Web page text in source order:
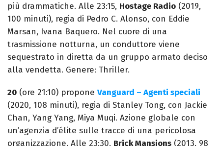
più drammatiche. Alle 23:15, Hostage Radio (2019,
100 minuti), regia di Pedro C. Alonso, con Eddie
Marsan, Ivana Baquero. Nel cuore di una
trasmissione notturna, un conduttore viene
sequestrato in diretta da un gruppo armato deciso
alla vendetta. Genere: Thriller.
20 (ore 21:10) propone Vanguard – Agenti speciali
(2020, 108 minuti), regia di Stanley Tong, con Jackie
Chan, Yang Yang, Miya Muqi. Azione globale con
un’agenzia d’élite sulle tracce di una pericolosa
organizzazione. Alle 23:30, Brick Mansions (2013, 98